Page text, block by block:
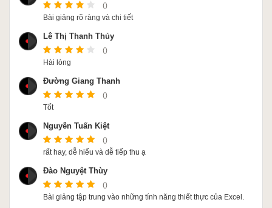
()
Bài giảng rõ ràng và chi tiết
Lê Thị Thanh Thủy
()
Hài lòng
Đường Giang Thanh
()
Tốt
Nguyễn Tuấn Kiệt
()
rất hay, dễ hiểu và dễ tiếp thu ạ
Đào Nguyệt Thùy
()
Bài giảng tập trung vào những tính năng thiết thực của Excel.